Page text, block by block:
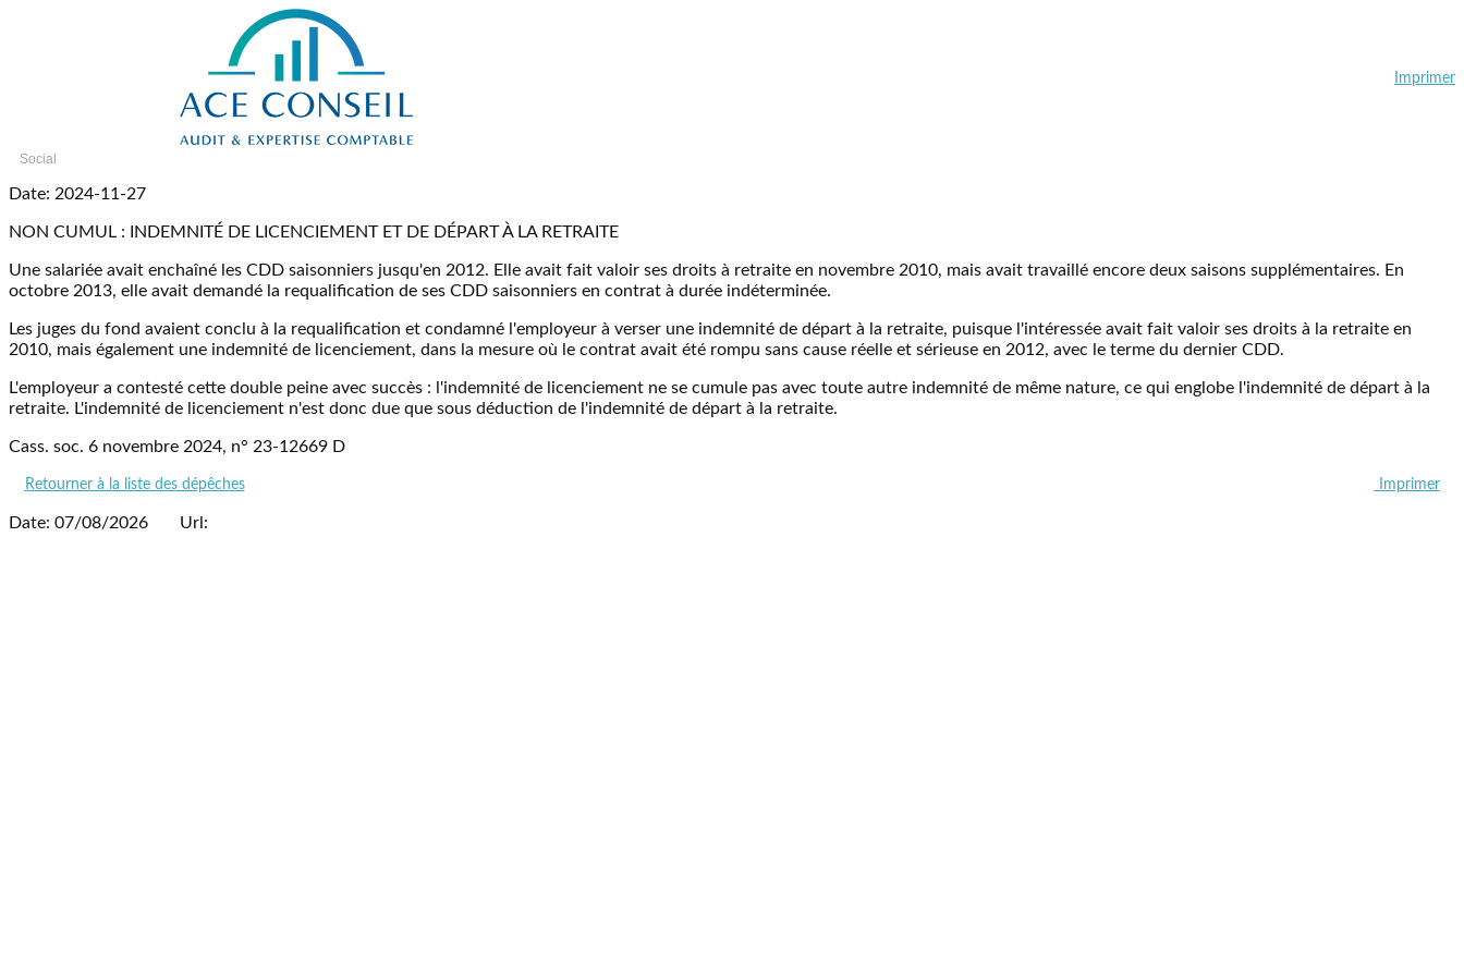
Imprimer
Social
Date: 2024-11-27
NON CUMUL : INDEMNITÉ DE LICENCIEMENT ET DE DÉPART À LA RETRAITE
Une salariée avait enchaîné les CDD saisonniers jusqu'en 2012. Elle avait fait valoir ses droits à retraite en novembre 2010, mais avait travaillé encore deux saisons supplémentaires. En
octobre 2013, elle avait demandé la requalification de ses CDD saisonniers en contrat à durée indéterminée.
Les juges du fond avaient conclu à la requalification et condamné l'employeur à verser une indemnité de départ à la retraite, puisque l'intéressée avait fait valoir ses droits à la retraite en
2010, mais également une indemnité de licenciement, dans la mesure où le contrat avait été rompu sans cause réelle et sérieuse en 2012, avec le terme du dernier CDD.
L'employeur a contesté cette double peine avec succès : l'indemnité de licenciement ne se cumule pas avec toute autre indemnité de même nature, ce qui englobe l'indemnité de départ à la
retraite. L'indemnité de licenciement n'est donc due que sous déduction de l'indemnité de départ à la retraite.
Cass. soc. 6 novembre 2024, n° 23-12669 D
Retourner à la liste des dépêches Imprimer
Date: 07/08/2026 Url: